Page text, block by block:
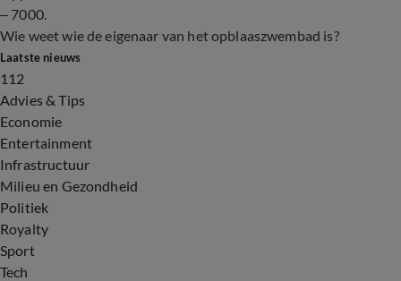
– 7000.
Wie weet wie de eigenaar van het opblaaszwembad is?
Laatste nieuws
112
Advies & Tips
Economie
Entertainment
Infrastructuur
Milieu en Gezondheid
Politiek
Royalty
Sport
Tech